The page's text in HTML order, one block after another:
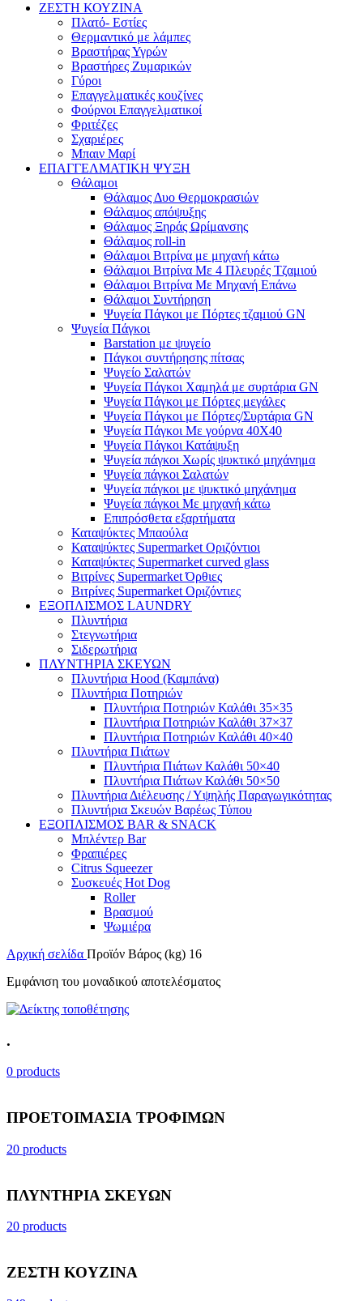
ΖΕΣΤΗ ΚΟΥΖΙΝΑ
Πλατό- Εστίες
Θερμαντικό με λάμπες
Βραστήρας Υγρών
Βραστήρες Ζυμαρικών
Γύροι
Επαγγελματικές κουζίνες
Φούρνοι Επαγγελματικοί
Φριτέζες
Σχαριέρες
Μπαιν Μαρί
ΕΠΑΓΓΕΛΜΑΤΙΚΗ ΨΥΞΗ
Θάλαμοι
Θάλαμος Δυο Θερμοκρασιών
Θάλαμος απόψυξης
Θάλαμος Ξηράς Ωρίμανσης
Θάλαμος roll-in
Θάλαμοι Βιτρίνα με μηχανή κάτω
Θάλαμοι Βιτρίνα Με 4 Πλευρές Τζαμιού
Θάλαμοι Βιτρίνα Με Μηχανή Επάνω
Θάλαμοι Συντήρηση
Ψυγεία Πάγκοι με Πόρτες τζαμιού GN
Ψυγεία Πάγκοι
Barstation με ψυγείο
Πάγκοι συντήρησης πίτσας
Ψυγείο Σαλατών
Ψυγεία Πάγκοι Χαμηλά με συρτάρια GN
Ψυγεία Πάγκοι με Πόρτες μεγάλες
Ψυγεία Πάγκοι με Πόρτες/Συρτάρια GN
Ψυγεία Πάγκοι Με γούρνα 40Χ40
Ψυγεία Πάγκοι Κατάψυξη
Ψυγεία πάγκοι Χωρίς ψυκτικό μηχάνημα
Ψυγεία πάγκοι Σαλατών
Ψυγεία πάγκοι με ψυκτικό μηχάνημα
Ψυγεία πάγκοι Με μηχανή κάτω
Επιπρόσθετα εξαρτήματα
Καταψύκτες Μπαούλα
Καταψύκτες Supermarket Οριζόντιοι
Καταψύκτες Supermarket curved glass
Βιτρίνες Supermarket Όρθιες
Βιτρίνες Supermarket Οριζόντιες
ΕΞΟΠΛΙΣΜΟΣ LAUNDRY
Πλυντήρια
Στεγνωτήρια
Σιδερωτήρια
ΠΛΥΝΤΗΡΙΑ ΣΚΕΥΩΝ
Πλυντήρια Hood (Καμπάνα)
Πλυντήρια Ποτηριών
Πλυντήρια Ποτηριών Καλάθι 35×35
Πλυντήρια Ποτηριών Καλάθι 37×37
Πλυντήρια Ποτηριών Καλάθι 40×40
Πλυντήρια Πιάτων
Πλυντήρια Πιάτων Καλάθι 50×40
Πλυντήρια Πιάτων Καλάθι 50×50
Πλυντήρια Διέλευσης / Υψηλής Παραγωγικότητας
Πλυντήρια Σκευών Βαρέως Τύπου
ΕΞΟΠΛΙΣΜΟΣ BAR & SNACK
Μπλέντερ Bar
Φραπιέρες
Citrus Squeezer
Συσκευές Hot Dog
Roller
Βρασμού
Ψωμιέρα
Αρχική σελίδα Προϊόν Βάρος (kg) 16
Εμφάνιση του μοναδικού αποτελέσματος
.
0 products
ΠΡΟΕΤΟΙΜΑΣΙΑ ΤΡΟΦΙΜΩΝ
20 products
ΠΛΥΝΤΗΡΙΑ ΣΚΕΥΩΝ
20 products
ΖΕΣΤΗ ΚΟΥΖΙΝΑ